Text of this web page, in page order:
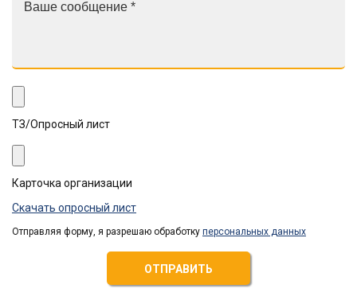
ТЗ/Опросный лист
Карточка организации
Скачать опросный лист
Отправляя форму, я разрешаю обработку персональных данных
ОТПРАВИТЬ